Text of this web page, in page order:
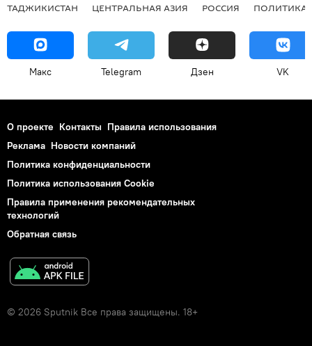
ТАДЖИКИСТАН ЦЕНТРАЛЬНАЯ АЗИЯ РОССИЯ ПОЛИТИКА
Макс Telegram Дзен VK
О проекте Контакты Правила использования
Реклама Новости компаний
Политика конфиденциальности
Политика использования Cookie
Правила применения рекомендательных
технологий
Обратная связь
© 2026 Sputnik Все права защищены. 18+